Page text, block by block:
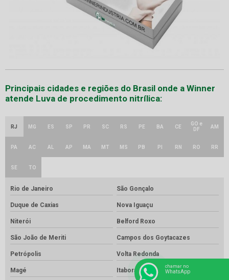
Principais cidades e regiões do Brasil onde a Winner
atende Luva de procedimento nitrílica:
RJ MG ES SP PR SC RS PE BA CE
GO e
DF
AM
PA AC AL AP MA MT MS PB PI RN RO RR
SE TO
Rio de Janeiro São Gonçalo
Duque de Caxias Nova Iguaçu
Niterói Belford Roxo
São João de Meriti Campos dos Goytacazes
Petrópolis Volta Redonda
Magé Itaboraí
chamar no
WhatsApp